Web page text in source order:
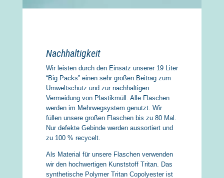
Nachhaltigkeit
Wir leisten durch den Einsatz unserer 19 Liter
“Big Packs” einen sehr großen Beitrag zum
Umweltschutz und zur nachhaltigen
Vermeidung von Plastikmüll. Alle Flaschen
werden im Mehrwegsystem genutzt. Wir
füllen unsere großen Flaschen bis zu 80 Mal.
Nur defekte Gebinde werden aussortiert und
zu 100 % recycelt.
Als Material für unsere Flaschen verwenden
wir den hochwertigen Kunststoff Tritan. Das
synthetische Polymer Tritan Copolyester ist